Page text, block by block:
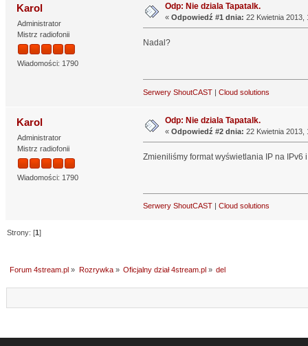
Karol
Administrator
Mistrz radiofonii
Wiadomości: 1790
Odp: Nie dziala Tapatalk.
« Odpowiedź #1 dnia: 22 Kwietnia 2013,
Nadal?
Serwery ShoutCAST| Cloud solutions
Karol
Administrator
Mistrz radiofonii
Wiadomości: 1790
Odp: Nie dziala Tapatalk.
« Odpowiedź #2 dnia: 22 Kwietnia 2013,
Zmieniliśmy format wyświetlania IP na IPv6
Serwery ShoutCAST| Cloud solutions
Strony: [1]
Forum 4stream.pl » Rozrywka» Oficjalny dział 4stream.pl» del